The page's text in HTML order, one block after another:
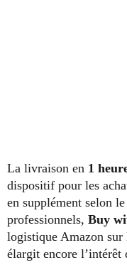
La livraison en 1
dispositif pour les
en supplément selon
professionnels, Buy
logistique Amazon
élargit encore l’intérêt